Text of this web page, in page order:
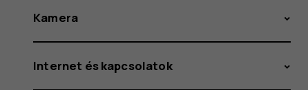
Kamera
Internet és kapcsolatok